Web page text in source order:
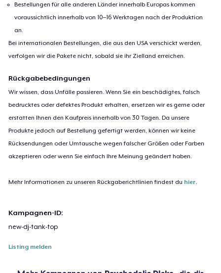
Bestellungen für alle anderen Länder innerhalb Europas kommen
voraussichtlich innerhalb von 10–16 Werktagen nach der Produktion
an.
Bei internationalen Bestellungen, die aus den USA verschickt werden,
verfolgen wir die Pakete nicht, sobald sie ihr Zielland erreichen.
Rückgabebedingungen
Wir wissen, dass Unfälle passieren. Wenn Sie ein beschädigtes, falsch
bedrucktes oder defektes Produkt erhalten, ersetzen wir es gerne oder
erstatten Ihnen den Kaufpreis innerhalb von 30 Tagen. Da unsere
Produkte jedoch auf Bestellung gefertigt werden, können wir keine
Rücksendungen oder Umtausche wegen falscher Größen oder Farben
akzeptieren oder wenn Sie einfach Ihre Meinung geändert haben.
Mehr Informationen zu unseren Rückgaberichtlinien findest du hier
Kampagnen-ID:
new-dj-tank-top
Listing melden